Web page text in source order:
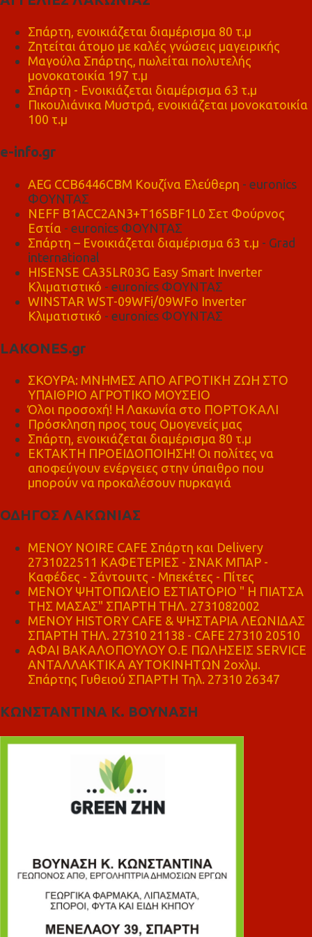
Σπάρτη, ενοικιάζεται διαμέρισμα 80 τ.μ
Ζητείται άτομο με καλές γνώσεις μαγειρικής
Μαγούλα Σπάρτης, πωλείται πολυτελής
μονοκατοικία 197 τ.μ
Σπάρτη - Ενοικιάζεται διαμέρισμα 63 τ.μ
Πικουλιάνικα Μυστρά, ενοικιάζεται μονοκατοικία
100 τ.μ
e-info.gr
AEG CCB6446CBM Κουζίνα Ελεύθερη - euronics
ΦΟΥΝΤΑΣ
NEFF B1ACC2AN3+T16SBF1L0 Σετ Φούρνος
Εστία - euronics ΦΟΥΝΤΑΣ
Σπάρτη – Ενοικιάζεται διαμέρισμα 63 τ.μ - Grad
international
HISENSE CA35LR03G Easy Smart Inverter
Κλιματιστικό - euronics ΦΟΥΝΤΑΣ
WINSTAR WST-09WFi/09WFo Inverter
Κλιματιστικό - euronics ΦΟΥΝΤΑΣ
LAKONES.gr
ΣΚΟΥΡΑ: ΜΝΗΜΕΣ ΑΠΟ ΑΓΡΟΤΙΚΗ ΖΩΗ ΣΤΟ
ΥΠΑΙΘΡΙΟ ΑΓΡΟΤΙΚΟ ΜΟΥΣΕΙΟ
Όλοι προσοχή! Η Λακωνία στο ΠΟΡΤΟΚΑΛΙ
Πρόσκληση προς τους Ομογενείς μας
Σπάρτη, ενοικιάζεται διαμέρισμα 80 τ.μ
ΕΚΤΑΚΤΗ ΠΡΟΕΙΔΟΠΟΙΗΣΗ! Οι πολίτες να
αποφεύγουν ενέργειες στην ύπαιθρο που
μπορούν να προκαλέσουν πυρκαγιά
ΟΔΗΓΟΣ ΛΑΚΩΝΙΑΣ
MENOY NOIRE CAFE Σπάρτη και Delivery
2731022511 ΚΑΦΕΤΕΡΙΕΣ - ΣΝΑΚ ΜΠΑΡ -
Καφέδες - Σάντουιτς - Μπεκέτες - Πίτες
ΜΕΝΟΥ ΨΗΤΟΠΩΛΕΙΟ ΕΣΤΙΑΤΟΡΙΟ " Η ΠΙΑΤΣΑ
ΤΗΣ ΜΑΣΑΣ" ΣΠΑΡΤΗ ΤΗΛ. 2731082002
ΜΕΝΟΥ HISTORY CAFE & ΨΗΣΤΑΡΙΑ ΛΕΩΝΙΔΑΣ
ΣΠΑΡΤΗ ΤΗΛ. 27310 21138 - CAFE 27310 20510
ΑΦΑΙ ΒΑΚΑΛΟΠΟΥΛΟΥ Ο.Ε ΠΩΛΗΣΕΙΣ SERVICE
ΑΝΤΑΛΛΑΚΤΙΚΑ ΑΥΤΟΚΙΝΗΤΩΝ 2οχλμ.
Σπάρτης Γυθειού ΣΠΑΡΤΗ Τηλ. 27310 26347
ΚΩΝΣΤΑΝΤΙΝΑ Κ. ΒΟΥΝΑΣΗ